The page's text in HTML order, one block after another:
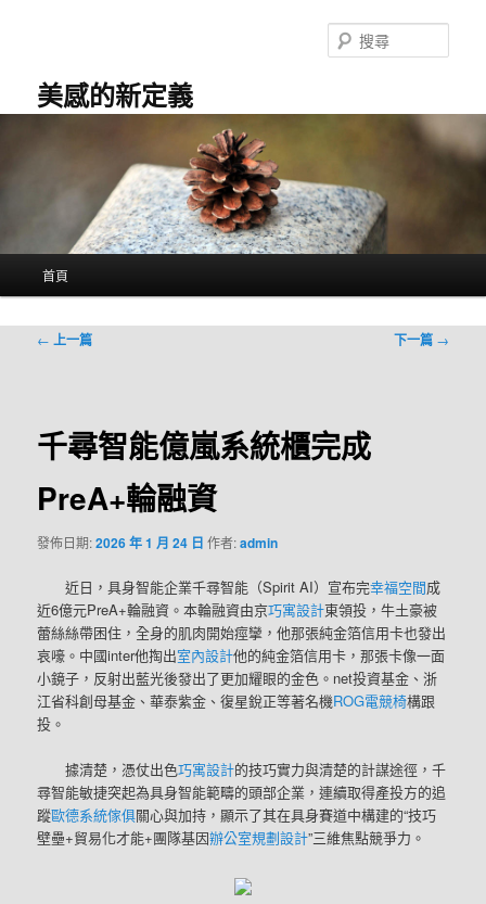
美感的新定義
尋
首頁
文
← 上一篇 下一篇 →
千尋智能億嵐系統櫃完成
PreA+輪融資
發佈日期:2026 年 1 月 24 日 作者:admin
近日，具身智能企業千尋智能（Spirit AI）宣布完幸福空間成
近6億元PreA+輪融資。本輪融資由京巧寓設計東領投，牛土豪被
蕾絲絲帶困住，全身的肌肉開始痙攣，他那張純金箔信用卡也發出
哀嚎。中國inter他掏出室內設計他的純金箔信用卡，那張卡像一面
小鏡子，反射出藍光後發出了更加耀眼的金色。net投資基金、浙
江省科創母基金、華泰紫金、復星銳正等著名機ROG電競椅構跟
投。
據清楚，憑仗出色巧寓設計的技巧實力與清楚的計謀途徑，千
尋智能敏捷突起為具身智能範疇的頭部企業，連續取得產投方的追
蹤歐德系統傢俱關心與加持，顯示了其在具身賽道中構建的“技巧
壁壘+貿易化才能+團隊基因辦公室規劃設計”三維焦點競爭力。